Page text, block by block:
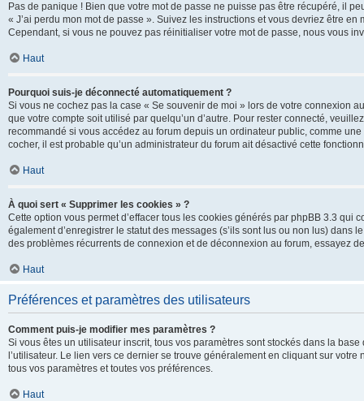
Pas de panique ! Bien que votre mot de passe ne puisse pas être récupéré, il
« J’ai perdu mon mot de passe ». Suivez les instructions et vous devriez être
Cependant, si vous ne pouvez pas réinitialiser votre mot de passe, nous vous
Haut
Pourquoi suis-je déconnecté automatiquement ?
Si vous ne cochez pas la case « Se souvenir de moi » lors de votre connexion
que votre compte soit utilisé par quelqu’un d’autre. Pour rester connecté,
recommandé si vous accédez au forum depuis un ordinateur public, comme
cocher, il est probable qu’un administrateur du forum ait désactivé cette
Haut
À quoi sert « Supprimer les cookies » ?
Cette option vous permet d’effacer tous les cookies générés par phpBB 3.3
également d’enregistrer le statut des messages (s’ils sont lus ou non lus)
des problèmes récurrents de connexion et de déconnexion au forum, essayez
Haut
Préférences et paramètres des utilisateurs
Comment puis-je modifier mes paramètres ?
Si vous êtes un utilisateur inscrit, tous vos paramètres sont stockés dans la
l’utilisateur. Le lien vers ce dernier se trouve généralement en cliquant sur
tous vos paramètres et toutes vos préférences.
Haut